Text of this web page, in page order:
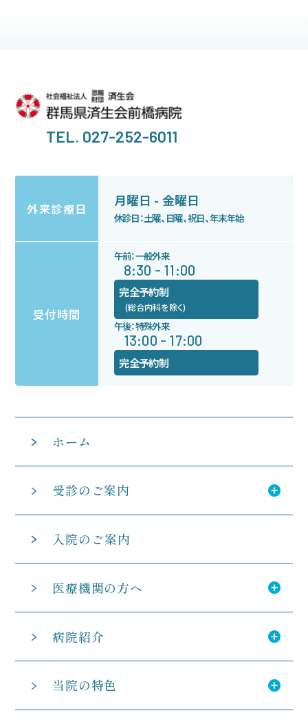
TEL. 027-252-6011
外来診療日 月曜日 - 金曜日
休診日：土曜、日曜、祝日、年末年始
受付時間
午前：一般外来
8:30 - 11:00
完全予約制
(総合内科を除く)
午後：特殊外来
13:00 - 17:00
完全予約制
ホーム
受診のご案内
入院のご案内
医療機関の方へ
病院紹介
当院の特色